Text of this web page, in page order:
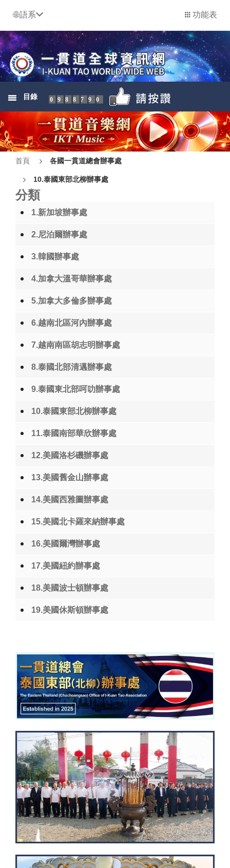
語系 功能表
目錄 0988790
首頁 各國一貫道總會辦事處
10.泰國東部北柳辦事處
分類
1.新加坡辦事處
2.尼泊爾辦事處
3.韓國辦事處
4.加拿大溫哥華辦事處
5.加拿大多倫多辦事處
6.越南北區河內辦事處
7.越南南區胡志明辦事處
8.泰國北部清邁辦事處
9.泰國東北部呵叻辦事處
10.泰國東部北柳辦事處
11.泰國南部華欣辦事處
12.美國洛杉磯辦事處
13.美國舊金山辦事處
14.美國西雅圖辦事處
15.美國北卡羅來納辦事處
16.美國爾灣辦事處
17.美國紐約辦事處
18.美國波士頓辦事處
19.美國休斯頓辦事處